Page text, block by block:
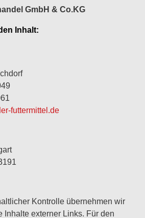
GmbH & Co.KG
Inhalt:
futtermittel.de
Kontrolle übernehmen wir
Inhalte externer Links. Für den